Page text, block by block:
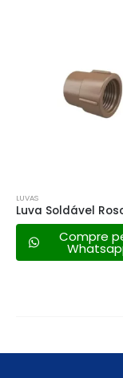
LUVAS
Compre